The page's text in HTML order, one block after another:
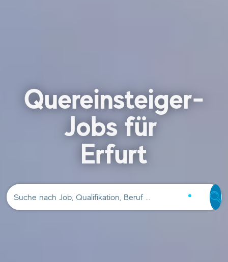
Quereinsteiger-
Jobs für
Erfurt
Suche nach Job, Qualifikation, Beruf …